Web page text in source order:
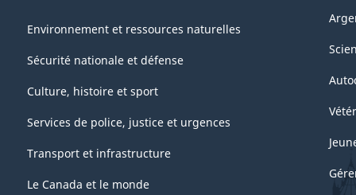
Environnement et ressources naturelles
Sécurité nationale et défense
Culture, histoire et sport
Services de police, justice et urgences
Transport et infrastructure
Le Canada et le monde